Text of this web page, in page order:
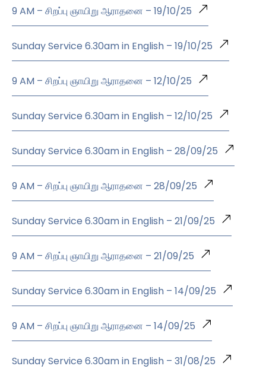
9 AM – சிறப்பு ஞாயிறு ஆராதனை – 19/10/25
Sunday Service 6.30am in English – 19/10/25
9 AM – சிறப்பு ஞாயிறு ஆராதனை – 12/10/25
Sunday Service 6.30am in English – 12/10/25
Sunday Service 6.30am in English – 28/09/25
9 AM – சிறப்பு ஞாயிறு ஆராதனை – 28/09/25
Sunday Service 6.30am in English – 21/09/25
9 AM – சிறப்பு ஞாயிறு ஆராதனை – 21/09/25
Sunday Service 6.30am in English – 14/09/25
9 AM – சிறப்பு ஞாயிறு ஆராதனை – 14/09/25
Sunday Service 6.30am in English – 31/08/25